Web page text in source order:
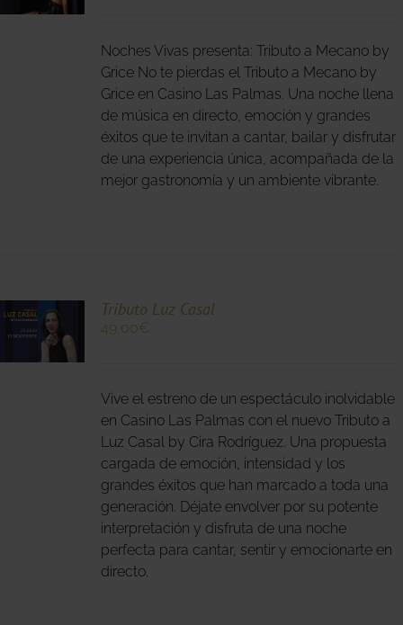
Noches Vivas presenta: Tributo a Mecano by
Grice No te pierdas el Tributo a Mecano by
Grice en Casino Las Palmas. Una noche llena
de música en directo, emoción y grandes
éxitos que te invitan a cantar, bailar y disfrutar
de una experiencia única, acompañada de la
mejor gastronomía y un ambiente vibrante.
Tributo Luz Casal
49,00€
Vive el estreno de un espectáculo inolvidable
en Casino Las Palmas con el nuevo Tributo a
Luz Casal by Cira Rodríguez. Una propuesta
cargada de emoción, intensidad y los
grandes éxitos que han marcado a toda una
generación. Déjate envolver por su potente
interpretación y disfruta de una noche
perfecta para cantar, sentir y emocionarte en
directo.